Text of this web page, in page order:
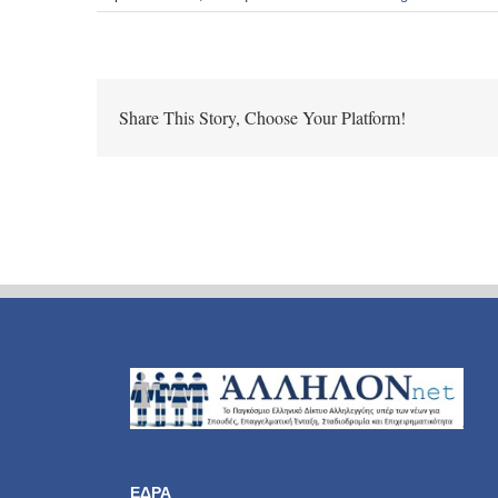
Share This Story, Choose Your Platform!
ΕΔΡΑ